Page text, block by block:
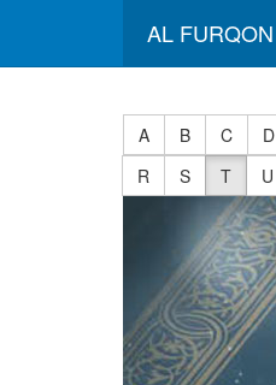
AL FURQON
A B C D
R
S T U